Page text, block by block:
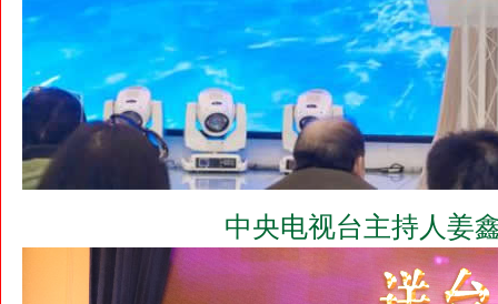
中央电视台主持人姜